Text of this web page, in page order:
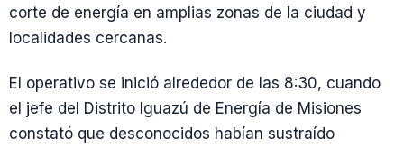
corte de energía en amplias zonas de la ciudad y
localidades cercanas.
El operativo se inició alrededor de las 8:30, cuando
el jefe del Distrito Iguazú de Energía de Misiones
constató que desconocidos habían sustraído